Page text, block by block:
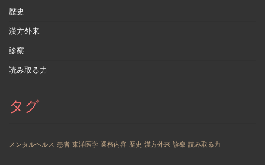
歴史
漢方外来
診察
読み取る力
タグ
メンタルヘルス 患者 東洋医学 業務内容 歴史 漢方外来 診察 読み取る力